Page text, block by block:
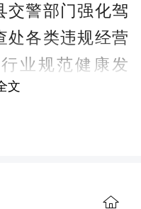
交警部门强化驾
处各类违规经营
业规范健康发
少道路交通安全
未经授权，禁止
文